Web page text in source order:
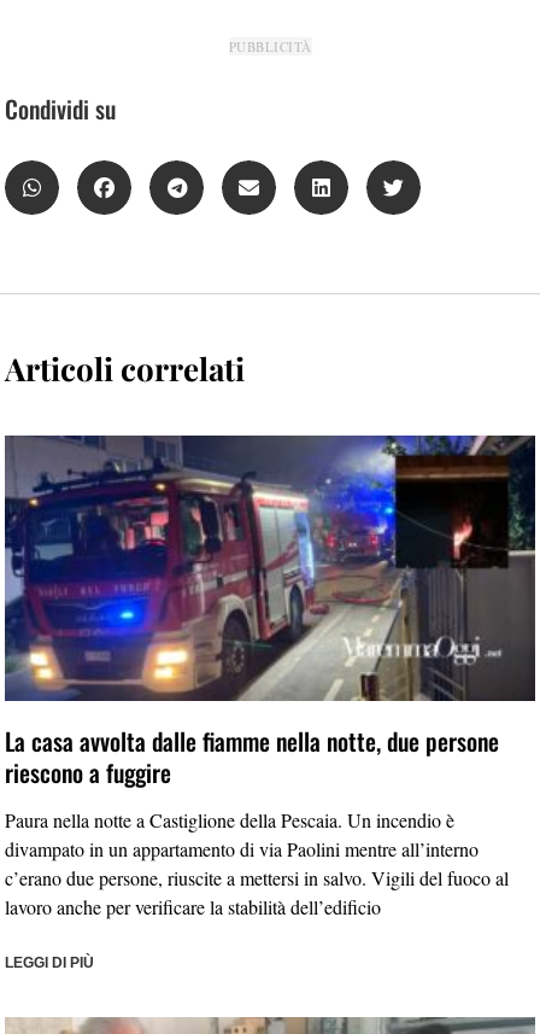
PUBBLICITÀ
Condividi su
Articoli correlati
La casa avvolta dalle fiamme nella notte, due persone
riescono a fuggire
Paura nella notte a Castiglione della Pescaia. Un incendio è
divampato in un appartamento di via Paolini mentre all’interno
c’erano due persone, riuscite a mettersi in salvo. Vigili del fuoco al
lavoro anche per verificare la stabilità dell’edificio
LEGGI DI PIÙ